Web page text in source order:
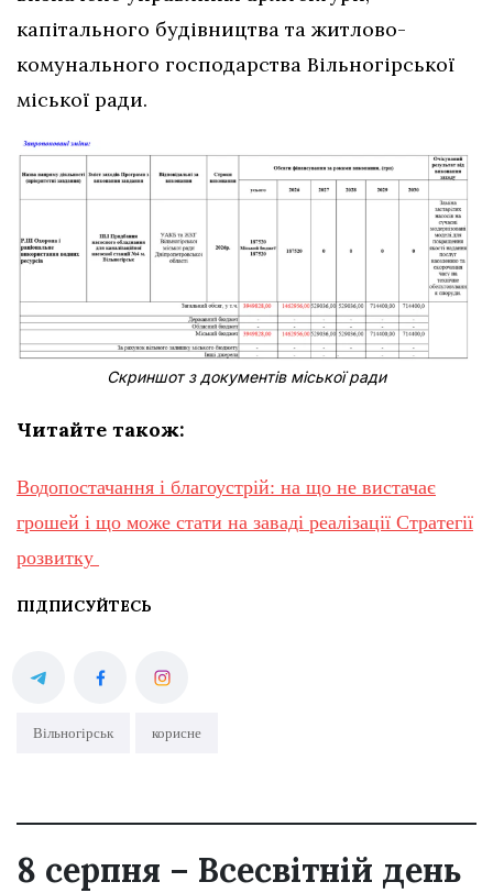
капітального будівництва та житлово-
комунального господарства Вільногірської
міської ради.
Скриншот з документів міської ради
Читайте також:
Водопостачання і благоустрій: на що не вистачає
грошей і що може стати на заваді реалізації Стратегії
розвитку
ПІДПИСУЙТЕСЬ
Вільногірськ корисне
8 серпня – Всесвітній день